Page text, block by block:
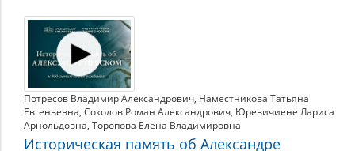
Потресов Владимир Александрович, Наместникова Татьяна
Евгеньевна, Соколов Роман Александрович, Юревичиене Лариса
Арнольдовна, Торопова Елена Владимировна
Историческая память об Александре